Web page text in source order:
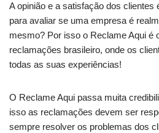
A opinião e a satisfação dos clientes
para avaliar se uma empresa é
mesmo? Por isso o Reclame Aqui é
reclamações brasileiro, onde os
todas as suas experiências!
O Reclame Aqui passa muita
isso as reclamações devem ser
sempre resolver os problemas dos